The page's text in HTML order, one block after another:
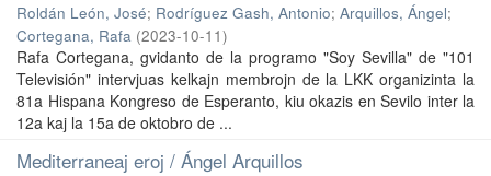
Roldán León, José; Rodríguez Gash, Antonio; Arquillos, Ángel;
Cortegana, Rafa (2023-10-11)
Rafa Cortegana, gvidanto de la programo "Soy Sevilla" de "101
Televisión" intervjuas kelkajn membrojn de la LKK organizinta la
81a Hispana Kongreso de Esperanto, kiu okazis en Sevilo inter la
12a kaj la 15a de oktobro de ...
Mediterraneaj eroj / Ángel Arquillos